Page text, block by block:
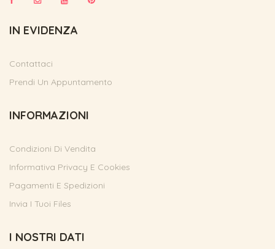
IN EVIDENZA
Contattaci
Prendi Un Appuntamento
INFORMAZIONI
Condizioni Di Vendita
Informativa Privacy E Cookies
Pagamenti E Spedizioni
Invia I Tuoi Files
I NOSTRI DATI